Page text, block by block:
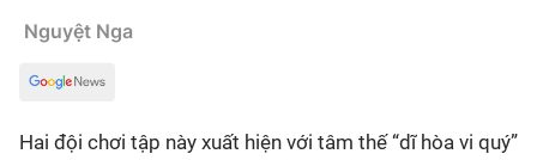
Nguyệt Nga
Hai đội chơi tập này xuất hiện với tâm thế “dĩ hòa vi quý”